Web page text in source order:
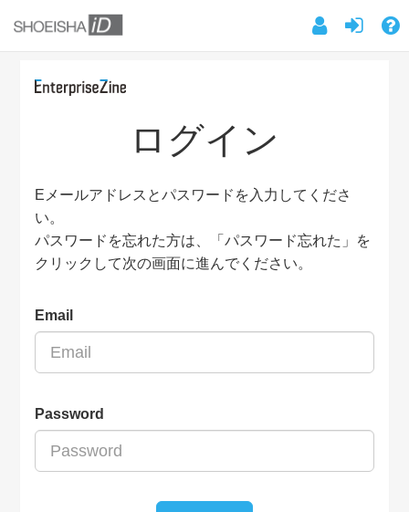
ログイン
Eメールアドレスとパスワードを入力してくださ
い。
パスワードを忘れた方は、「パスワード忘れた」を
クリックして次の画面に進んでください。
Email
Password